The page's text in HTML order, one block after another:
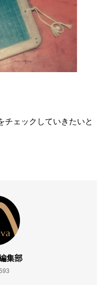
チェックしていきたいと
集部